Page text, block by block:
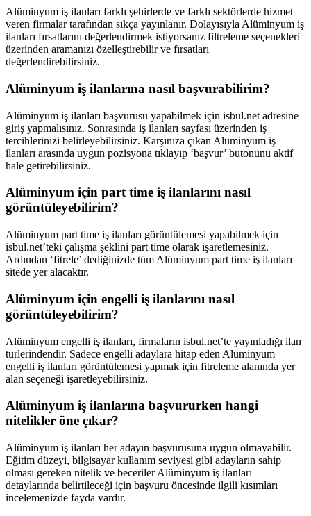
Alüminyum iş ilanları farklı şehirlerde ve farklı sektörlerde hizmet
veren firmalar tarafından sıkça yayınlanır. Dolayısıyla Alüminyum iş
ilanları fırsatlarını değerlendirmek istiyorsanız filtreleme seçenekleri
üzerinden aramanızı özelleştirebilir ve fırsatları
değerlendirebilirsiniz.
Alüminyum iş ilanlarına nasıl başvurabilirim?
Alüminyum iş ilanları başvurusu yapabilmek için isbul.net adresine
giriş yapmalısınız. Sonrasında iş ilanları sayfası üzerinden iş
tercihlerinizi belirleyebilirsiniz. Karşınıza çıkan Alüminyum iş
ilanları arasında uygun pozisyona tıklayıp ‘başvur’ butonunu aktif
hale getirebilirsiniz.
Alüminyum için part time iş ilanlarını nasıl
görüntüleyebilirim?
Alüminyum part time iş ilanları görüntülemesi yapabilmek için
isbul.net’teki çalışma şeklini part time olarak işaretlemesiniz.
Ardından ‘fitrele’ dediğinizde tüm Alüminyum part time iş ilanları
sitede yer alacaktır.
Alüminyum için engelli iş ilanlarını nasıl
görüntüleyebilirim?
Alüminyum engelli iş ilanları, firmaların isbul.net’te yayınladığı ilan
türlerindendir. Sadece engelli adaylara hitap eden Alüminyum
engelli iş ilanları görüntülemesi yapmak için fitreleme alanında yer
alan seçeneği işaretleyebilirsiniz.
Alüminyum iş ilanlarına başvururken hangi
nitelikler öne çıkar?
Alüminyum iş ilanları her adayın başvurusuna uygun olmayabilir.
Eğitim düzeyi, bilgisayar kullanım seviyesi gibi adayların sahip
olması gereken nitelik ve beceriler Alüminyum iş ilanları
detaylarında belirtileceği için başvuru öncesinde ilgili kısımları
incelemenizde fayda vardır.